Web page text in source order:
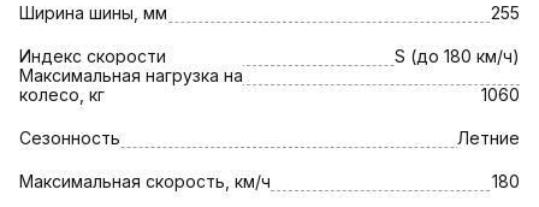
Ширина шины, мм 255
Индекс скорости
S (до 180 км/ч)
Максимальная нагрузка на
колесо, кг
1060
Сезонность Летние
Максимальная скорость, км/ч 180